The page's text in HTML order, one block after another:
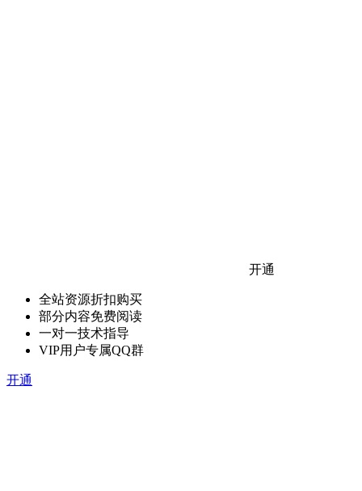
开通
全站资源折扣购买
部分内容免费阅读
一对一技术指导
VIP用户专属QQ群
开通